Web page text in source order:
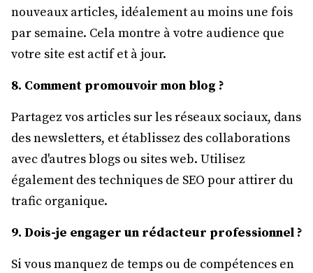
nouveaux articles, idéalement au moins une fois
par semaine. Cela montre à votre audience que
votre site est actif et à jour.
8. Comment promouvoir mon blog ?
Partagez vos articles sur les réseaux sociaux, dans
des newsletters, et établissez des collaborations
avec d'autres blogs ou sites web. Utilisez
également des techniques de SEO pour attirer du
trafic organique.
9. Dois-je engager un rédacteur professionnel ?
Si vous manquez de temps ou de compétences en